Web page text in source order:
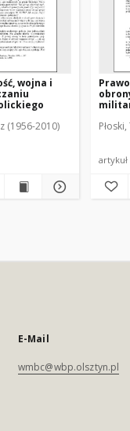
wojna i
(1956-2010)
artykuł
E-Mail
wmbc@wbp.olsztyn.pl